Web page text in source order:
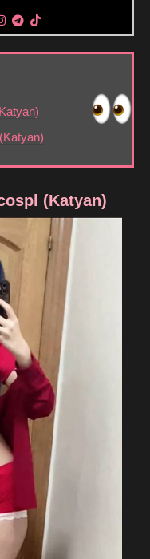
(Katyan)